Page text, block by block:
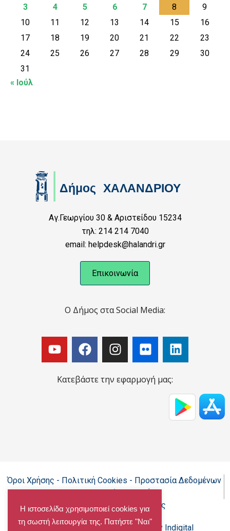
3
4 5 6 7 8
9
10
11 12 13 14 15
16
17
18 19 20 21 22
23
24
25 26 27 28 29
30
31
« Ιούλ
Αγ.Γεωργίου 30 & Αριστείδου 15234
τηλ: 214 214 7040
email: helpdesk@halandri.gr
Επικοινωνία
Ο Δήμος στα Social Media:
Κατεβάστε την εφαρμογή μας:
Όροι Χρήσης - Πολιτική Cookies - Προστασία Δεδομένων
Προσωπικού Χαρακτήρα
Δήλωση προσβασιμότητας
Copyright@chalandri.gr Powered by Indigital
Η ιστοσελίδα χρησιμοποιεί cookies για
τη σωστή λειτουργία της. Πατήστε "Ναι"